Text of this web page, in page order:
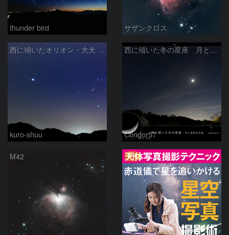
thunder bird サザンクロス
西に傾いたオリオン・大犬 (2026/04/21)
kuro-shuu
西に傾いた冬の星座 月と金星＆木星
Condor57
M42 PR